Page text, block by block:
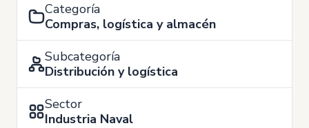
Categoría
Compras, logística y almacén
Subcategoría
Distribución y logística
Sector
Industria Naval